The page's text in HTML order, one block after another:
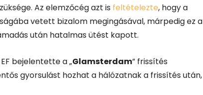
Az elemzőcég azt is feltételezte, hogy a
vetett bizalom megingásával, márpedig ez a
után hatalmas ütést kapott.
bejelentette a „Glamsterdam” frissítés
gyorsulást hozhat a hálózatnak a frissítés után,